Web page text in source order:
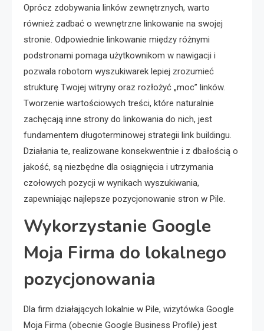
Oprócz zdobywania linków zewnętrznych, warto
również zadbać o wewnętrzne linkowanie na swojej
stronie. Odpowiednie linkowanie między różnymi
podstronami pomaga użytkownikom w nawigacji i
pozwala robotom wyszukiwarek lepiej zrozumieć
strukturę Twojej witryny oraz rozłożyć „moc” linków.
Tworzenie wartościowych treści, które naturalnie
zachęcają inne strony do linkowania do nich, jest
fundamentem długoterminowej strategii link buildingu.
Działania te, realizowane konsekwentnie i z dbałością o
jakość, są niezbędne dla osiągnięcia i utrzymania
czołowych pozycji w wynikach wyszukiwania,
zapewniając najlepsze pozycjonowanie stron w Pile.
Wykorzystanie Google
Moja Firma do lokalnego
pozycjonowania
Dla firm działających lokalnie w Pile, wizytówka Google
Moja Firma (obecnie Google Business Profile) jest